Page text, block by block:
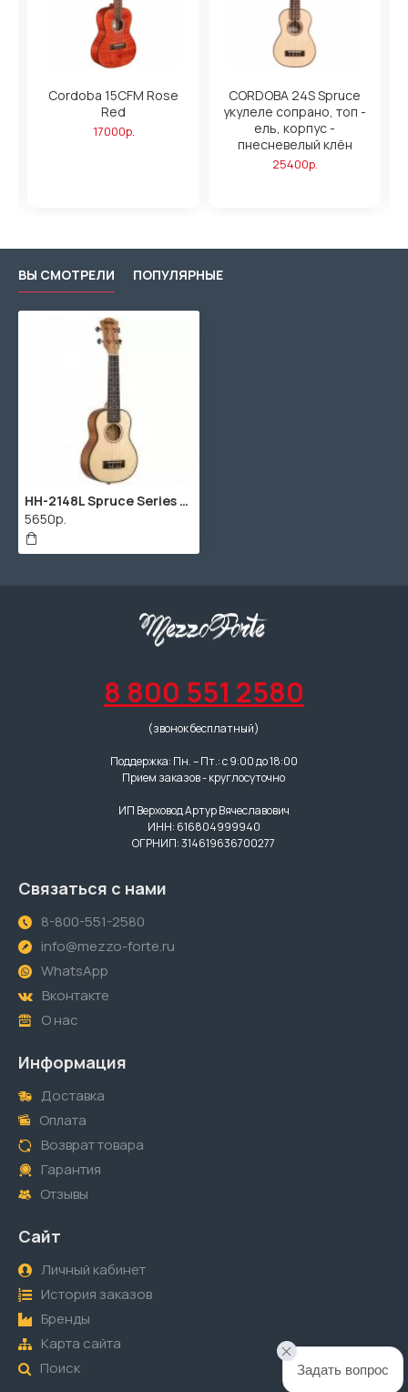
Cordoba 15CFM Rose
Red
17000р.
CORDOBA 24S Spruce
укулеле сопрано, топ -
ель, корпус -
пнесневелый клён
25400р.
ВЫ СМОТРЕЛИ ПОПУЛЯРНЫЕ
HH-2148L Spruce Series Укулеле сопрано леворукий, с чехлом, цвет натуральный, Cascha
5650р.
8 800 551 2580
(звонок бесплатный)
Поддержка: Пн. – Пт.: с 9:00 до 18:00
Прием заказов - круглосуточно
ИП Верховод Артур Вячеславович
ИНН: 616804999940
ОГРНИП: 314619636700277
Связаться с нами
8-800-551-2580
info@mezzo-forte.ru
WhatsApp
Вконтакте
О нас
Информация
Доставка
Оплата
Возврат товара
Гарантия
Отзывы
Сайт
Личный кабинет
История заказов
Бренды
Карта сайта
Поиск
Задать вопрос